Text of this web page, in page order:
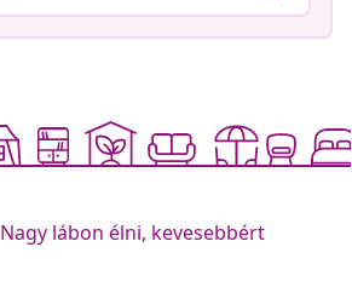
Nagy lábon élni, kevesebbért